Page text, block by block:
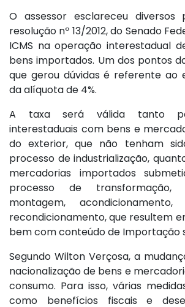
O assessor esclareceu
resolução nº 13/2012, do Senado
ICMS na operação interestadual
bens importados. Um dos pontos
que gerou dúvidas é referente ao
da alíquota de 4%.
A taxa será válida tanto
interestaduais com bens e
do exterior, que não tenham
processo de industrialização,
mercadorias importados
processo de transformação,
montagem,
recondicionamento, que resultem
bem com conteúdo de Importação
Segundo Wilton Verçosa, a
nacionalização de bens e
consumo. Para isso, várias
como benefícios fiscais e